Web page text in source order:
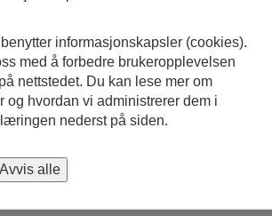
til E6
Odal sine nettsider
13:50
08:30
informasjonskapsler (cookies).
med å forbedre brukeropplevelsen
nettstedet. Du kan lese mer om
og hvordan vi administrerer dem i
nederst på siden.
Avvis alle